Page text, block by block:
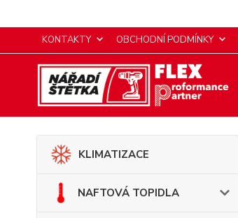
KONTAKTY OBCHODNÍ PODMÍNKY
KLIMATIZACE
NAFTOVÁ TOPIDLA